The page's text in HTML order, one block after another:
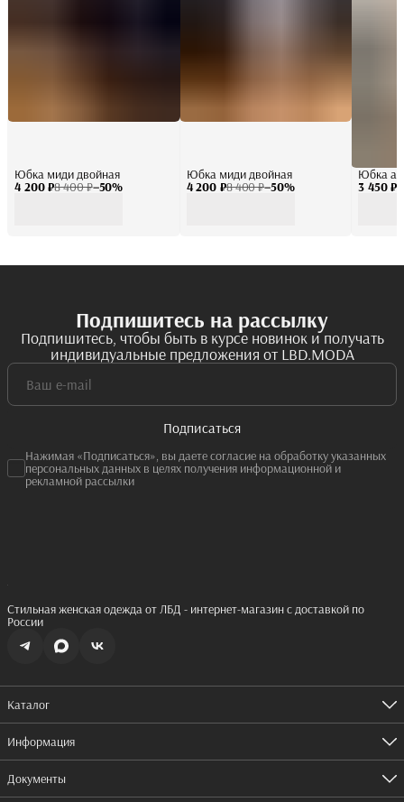
4 200 ₽8 400 ₽−50%
Юбка миди двойная
4 200 ₽8 400 ₽−50%
Юбка миди двойная
3 450 ₽
Юбка
Подпишитесь на рассылку
Подпишитесь, чтобы быть в курсе новинок и получать
индивидуальные предложения от LBD.MODA
Подписаться
Нажимая «Подписаться», вы даете согласие на обработку указанных
персональных данных в целях получения информационной и
рекламной рассылки
Стильная женская одежда от ЛБД - интернет-магазин с доставкой по
России
Каталог
Одежда
Обувь
Аксессуары
Информация
Оплата
Доставка
Правила возврата
Документы